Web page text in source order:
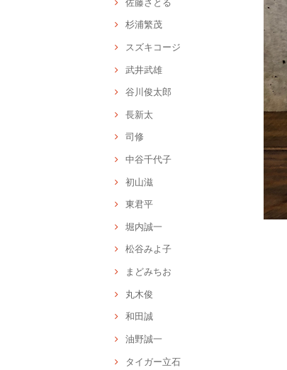
杉浦繁茂
スズキコージ
武井武雄
谷川俊太郎
長新太
司修
中谷千代子
初山滋
東君平
堀内誠一
松谷みよ子
まどみちお
丸木俊
和田誠
油野誠一
タイガー立石